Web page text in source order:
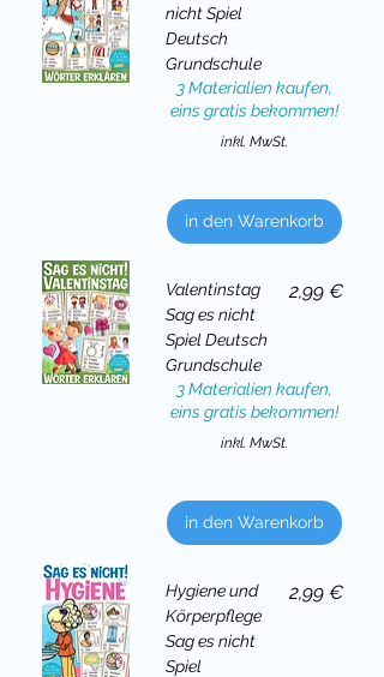
nicht Spiel
Deutsch
Grundschule
3 Materialien kaufen,
eins gratis bekommen!
inkl. MwSt.
in den Warenkorb
Valentinstag
Sag es nicht
Spiel Deutsch
Grundschule
Preis
2,99 €
3 Materialien kaufen,
eins gratis bekommen!
inkl. MwSt.
in den Warenkorb
Hygiene und
Körperpflege
Sag es nicht
Spiel
Preis
2,99 €